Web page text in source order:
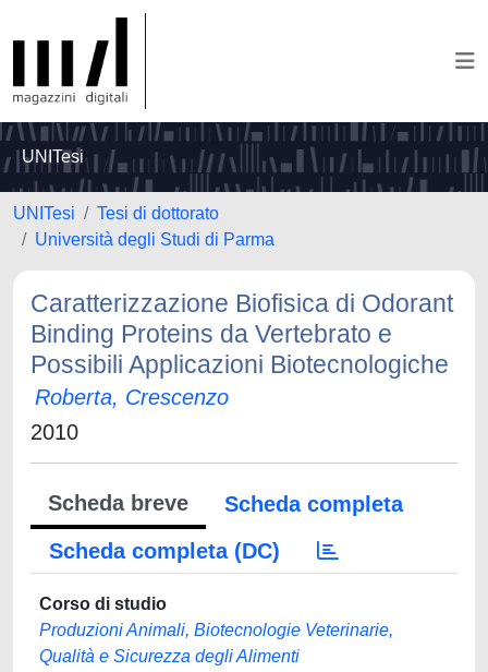
UNITesi
UNITesi
Tesi di dottorato
Università degli Studi di Parma
Caratterizzazione Biofisica di Odorant
Binding Proteins da Vertebrato e
Possibili Applicazioni Biotecnologiche
Roberta, Crescenzo
2010
Scheda breve
Scheda completa
Scheda completa (DC)
Corso di studio
Produzioni Animali, Biotecnologie Veterinarie,
Qualità e Sicurezza degli Alimenti